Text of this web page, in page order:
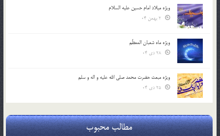
ویژه میلاد امام حسین علیه السلام
ویژه ماه شعبان المعظّم
ویژه مبعث حضرت محمد صلی الله علیه و اله و سلم
مطالب محبوب